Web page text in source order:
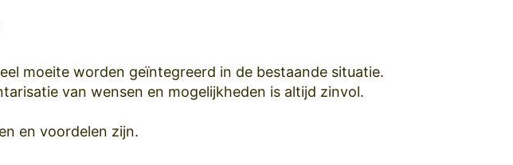
moeite worden geïntegreerd in de bestaande situatie.
van wensen en mogelijkheden is altijd zinvol.
en voordelen zijn.